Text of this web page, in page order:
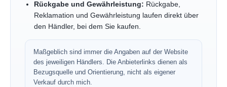
Rückgabe und Gewährleistung: Rückgabe,
Reklamation und Gewährleistung laufen direkt über
den Händler, bei dem Sie kaufen.
Maßgeblich sind immer die Angaben auf der Website
des jeweiligen Händlers. Die Anbieterlinks dienen als
Bezugsquelle und Orientierung, nicht als eigener
Verkauf durch mich.